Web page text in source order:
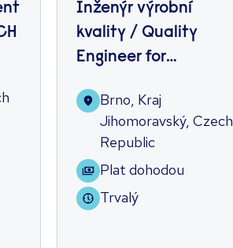
Inženýr výrobní
kvality / Quality
Engineer for
Brno, Kraj
Jihomoravský, Czech
Republic
Plat dohodou
Trvalý